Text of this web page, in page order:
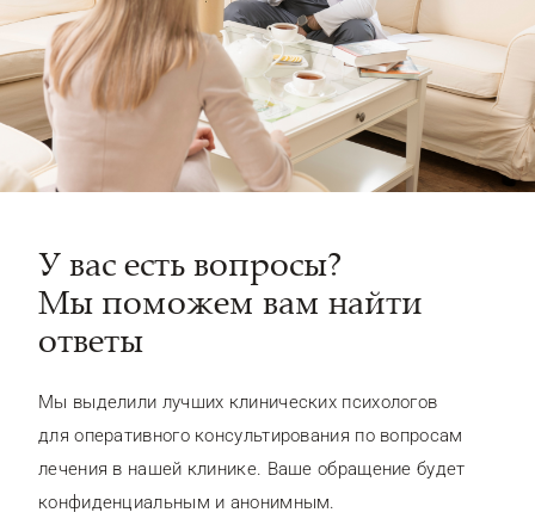
У вас есть вопросы?
Мы поможем вам найти
ответы
Мы выделили лучших клинических психологов
для оперативного консультирования по вопросам
лечения в нашей клинике. Ваше обращение будет
конфиденциальным и анонимным.